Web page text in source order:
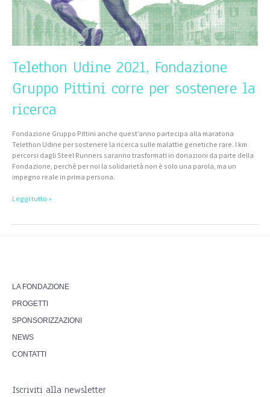
Telethon Udine 2021, Fondazione
Gruppo Pittini corre per sostenere la
ricerca
Fondazione Gruppo Pittini anche quest’anno partecipa alla maratona
Telethon Udine per sostenere la ricerca sulle malattie genetiche rare. I km
percorsi dagli Steel Runners saranno trasformati in donazioni da parte della
Fondazione, perchè per noi la solidarietà non è solo una parola, ma un
impegno reale in prima persona.
Leggi tutto »
LA FONDAZIONE
PROGETTI
SPONSORIZZAZIONI
NEWS
CONTATTI
Iscriviti alla newsletter